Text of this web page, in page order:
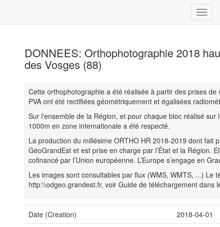
DONNEES: Orthophotographie 2018
des Vosges (88)
Cette orthophotographie a été réalisée à partir des prises
PVA ont été rectifiées géométriquement et égalisées
Sur l'ensemble de la Région, et pour chaque bloc réalisé
1000m en zone internationale a été respecté.
La production du millésime ORTHO HR 2018-2019 dont fait
GéoGrandEst et est prise en charge par l’État et la Région.
cofinancé par l’Union européenne. L’Europe s’engage en
Les images sont consultables par flux (WMS, WMTS, ...)
http:\\odgeo.grandest.fr, voir Guide de téléchargement dans
Date (Creation)
2018-04-01